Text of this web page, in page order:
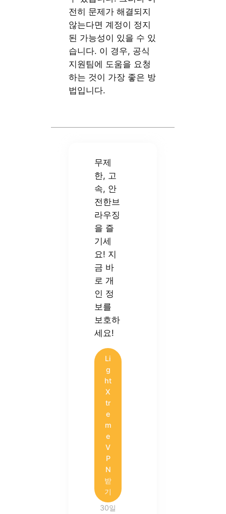
전히 문제가 해결되지
않는다면 계정이 정지
된 가능성이 있을 수 있
습니다. 이 경우, 공식
지원팀에 도움을 요청
하는 것이 가장 좋은 방
법입니다.
무제
한, 고
속, 안
전한브
라우징
을 즐
기세
요! 지
금 바
로 개
인 정
보를
보호하
세요!
Li
g
ht
X
tr
e
m
e
V
P
N
받
기
30일